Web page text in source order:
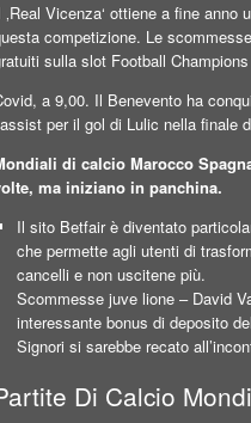
‚Real Vicenza‘ ottiene a fine
competizione. Le
sulla slot Football
a 9,00. Il Benevento ha
per il gol di Lulic nella finale
di calcio Marocco
ma iniziano in panchina.
Il sito Betfair è diventato
che permette agli utenti di
cancelli e non uscitene più.
Scommesse juve lione – David
interessante bonus di deposito
Signori si sarebbe recato
Di Calcio